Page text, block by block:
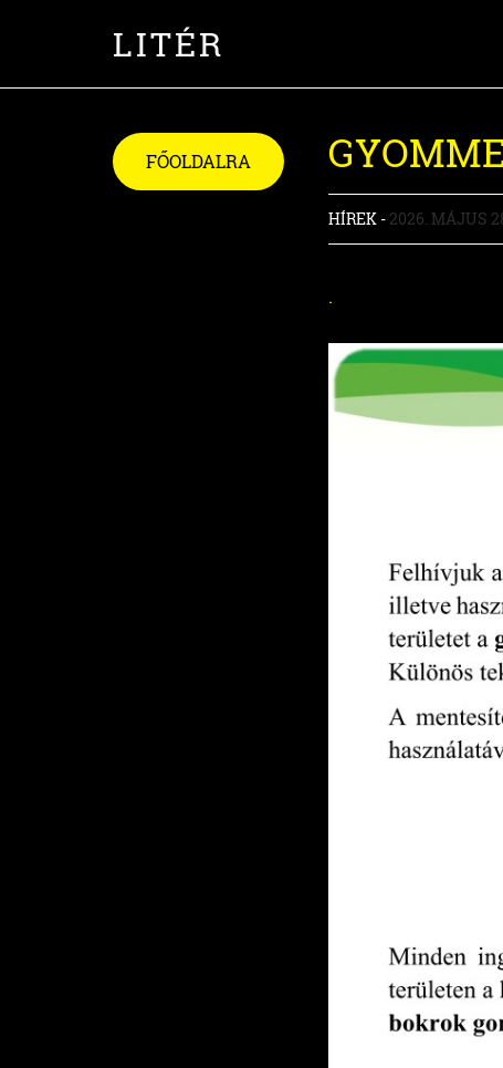
LITÉR
FŐOLDALRA
HÍREK - 2026. MÁJUS
.